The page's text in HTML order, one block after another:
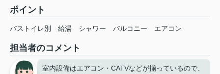
ポイント
バストイレ別 給湯 シャワー バルコニー エアコン
担当者のコメント
室内設備はエアコン・CATVなどが揃っているので、